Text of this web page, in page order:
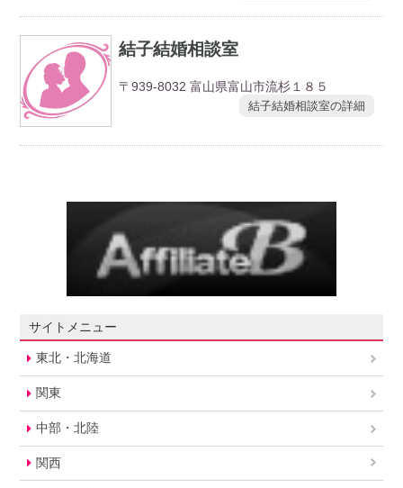
結子結婚相談室
〒939-8032 富山県富山市流杉１８５
結子結婚相談室の詳細
サイトメニュー
東北・北海道
関東
中部・北陸
関西